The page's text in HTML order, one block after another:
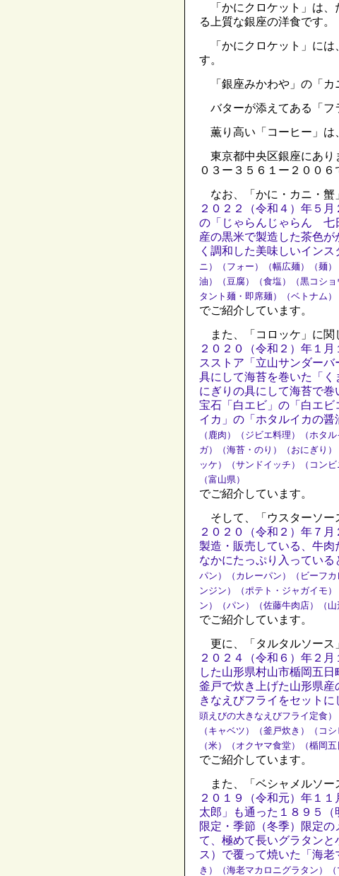
「かにクロケット」は
る上質な銀座の洋食です。
「かにクロケット」に
す。
「銀座みかわや」の「
バターが添えてある「フ
薫り高い「コーヒー」は
東京都中央区銀座にあり
０３ー３５６１ー２００６
なお、「かに・カニ・蟹
２０２２（令和４）年５
の「じゃらんじゃらん 七
産の黒米で製造した茶色
く調和した美味しいインス
ニ）（フォー）（幅広麺）（麺
油）（豆腐）（食塩）（黒コシ
タント麺・即席麺）（ベトナム
でご紹介しています。
また、「コロッケ」に関
２０２０（令和２）年１
スストア「立山サンダー
具にして海苔を巻いた「
にぎりの具にして海苔で
宝石「白エビ」の「白エ
イカ」の「ホタルイカの醤
（鹿肉）（ジビエ料理）（ホタ
ガ）（海苔・のり）（おにぎり
ッケ）（サンドイッチ）（コン
（富山県）
でご紹介しています。
そして、「ウスターソー
２０２０（令和２）年７
製造・販売している、牛
なかにたっぷり入っている
パン）（カレーパン）（ビーフ
ンジン）（ポテト・ジャガイモ
ン）（パン）（佐藤牛肉店）（山
でご紹介しています。
更に、「タルタルソース
２０２４（令和６）年２
した山形県村山市楯岡五
釜戸で炊き上げた山形県
きなえびフライをセットに
頭えびの大きなえびフライ定食
（キャベツ）（釜戸炊き）（コ
（米）（オクヤマ食堂）（楯岡
でご紹介しています。
また、「ベシャメルソー
２０１９（令和元）年１
太郎」も通った１８９５
限定・季節（冬季）限定
て、極めて長いグラタン
ス）で覆って焼いた「海老
き）（海老マカロニグラタン）